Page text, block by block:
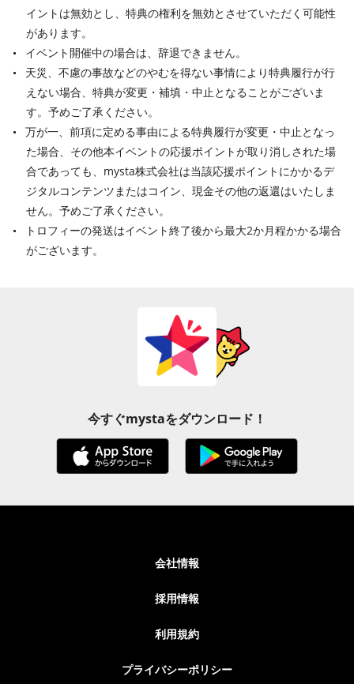
イントは無効とし、特典の権利を無効とさせていただく可能性
があります。
イベント開催中の場合は、辞退できません。
天災、不慮の事故などのやむを得ない事情により特典履行が行
えない場合、特典が変更・補填・中止となることがございま
す。予めご了承ください。
万が一、前項に定める事由による特典履行が変更・中止となっ
た場合、その他本イベントの応援ポイントが取り消しされた場
合であっても、mysta株式会社は当該応援ポイントにかかるデ
ジタルコンテンツまたはコイン、現金その他の返還はいたしま
せん。予めご了承ください。
トロフィーの発送はイベント終了後から最大2か月程かかる場合
がございます。
今すぐmystaをダウンロード！
会社情報
採用情報
利用規約
プライバシーポリシー